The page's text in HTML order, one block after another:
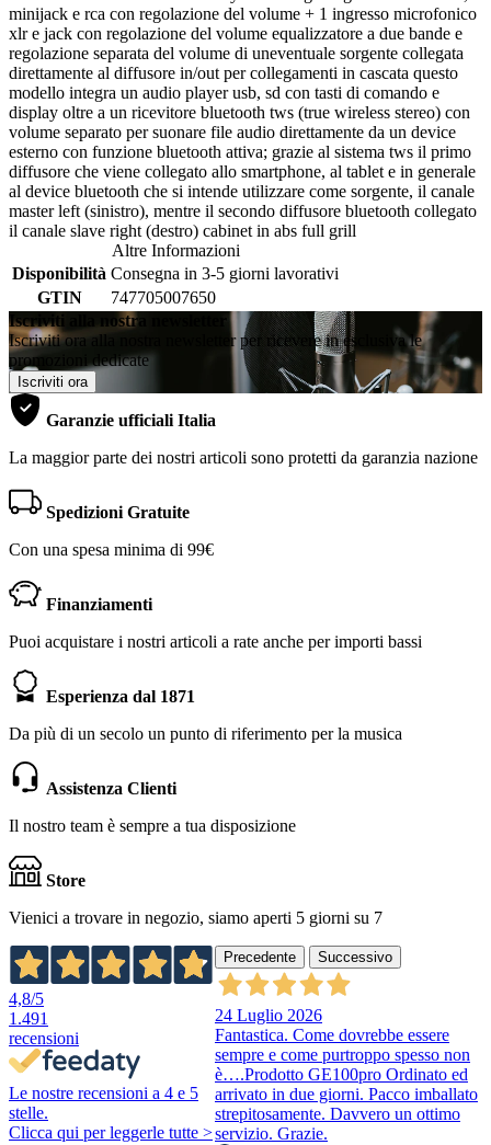
minijack e rca con regolazione del volume + 1 ingresso microfonico
xlr e jack con regolazione del volume equalizzatore a due bande e
regolazione separata del volume di uneventuale sorgente collegata
direttamente al diffusore in/out per collegamenti in cascata questo
modello integra un audio player usb, sd con tasti di comando e
display oltre a un ricevitore bluetooth tws (true wireless stereo) con
volume separato per suonare file audio direttamente da un device
esterno con funzione bluetooth attiva; grazie al sistema tws il primo
diffusore che viene collegato allo smartphone, al tablet e in generale
al device bluetooth che si intende utilizzare come sorgente, il canale
master left (sinistro), mentre il secondo diffusore bluetooth collegato
il canale slave right (destro) cabinet in abs full grill
Altre Informazioni
Disponibilità Consegna in 3-5 giorni lavorativi
GTIN
747705007650
Iscriviti alla nostra newsletter
Iscriviti ora alla nostra newsletter per ricevere in esclusiva le
promozioni dedicate
Iscriviti ora
Garanzie ufficiali Italia
La maggior parte dei nostri articoli sono protetti da garanzia nazione
Spedizioni Gratuite
Con una spesa minima di 99€
Finanziamenti
Puoi acquistare i nostri articoli a rate anche per importi bassi
Esperienza dal 1871
Da più di un secolo un punto di riferimento per la musica
Assistenza Clienti
Il nostro team è sempre a tua disposizione
Store
Vienici a trovare in negozio, siamo aperti 5 giorni su 7
4,8/5
1.491
recensioni
Le nostre recensioni a 4 e 5
stelle.
Clicca qui per leggerle tutte >
Precedente Successivo
24 Luglio 2026
Fantastica. Come dovrebbe essere
sempre e come purtroppo spesso non
è….Prodotto GE100pro Ordinato ed
arrivato in due giorni. Pacco imballato
strepitosamente. Davvero un ottimo
servizio. Grazie.